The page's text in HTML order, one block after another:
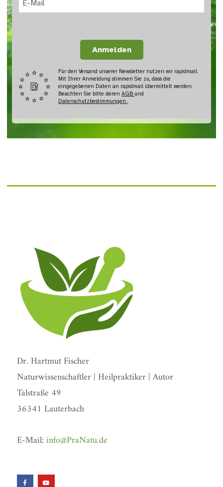
Anmelden
Für den Versand unserer Newsletter nutzen wir rapidmail.
Mit Ihrer Anmeldung stimmen Sie zu, dass die
eingegebenen Daten an rapidmail übermittelt werden.
Beachten Sie bitte derenAGB und
Datenschutzbestimmungen.
Dr. Hartmut Fischer
Naturwissenschaftler | Heilpraktiker | Autor
Talstraße 49
36341 Lauterbach
E-Mail:info@PraNatu.de
F
a
Y
o